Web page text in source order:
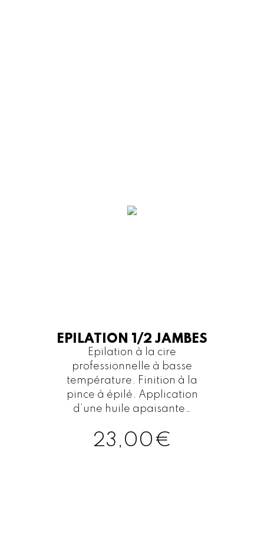
EPILATION 1/2 JAMBES
Epilation à la cire
professionnelle à basse
température. Finition à la
pince à épilé. Application
d’une huile apaisante…
23,00 €